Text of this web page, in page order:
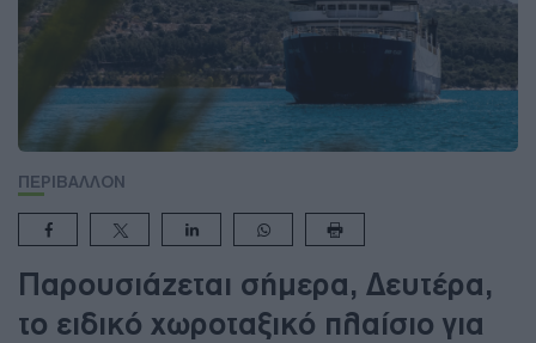
ΠΕΡΙΒΑΛΛΟΝ
Παρουσιάζεται σήμερα, Δευτέρα,
το ειδικό χωροταξικό πλαίσιο για